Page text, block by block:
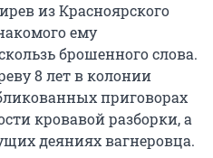
из Красноярского
ему
брошенного слова.
8 лет в колонии
приговорах
кровавой разборки, а
деяниях вагнеровца.